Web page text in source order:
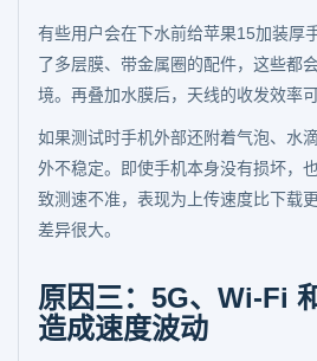
有些用户会在下水前给苹果15加装厚
了多层膜、带金属圈的配件，这些都
境。再叠加水膜后，天线的收发效率
如果测试时手机外部还附着气泡、水
外不稳定。即使手机本身没有损坏，
致测速不准，表现为上传速度比下载
差异很大。
原因三：5G、Wi-Fi
造成速度波动